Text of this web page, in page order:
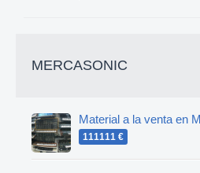
MERCASONIC
Material a la venta en
111111 €